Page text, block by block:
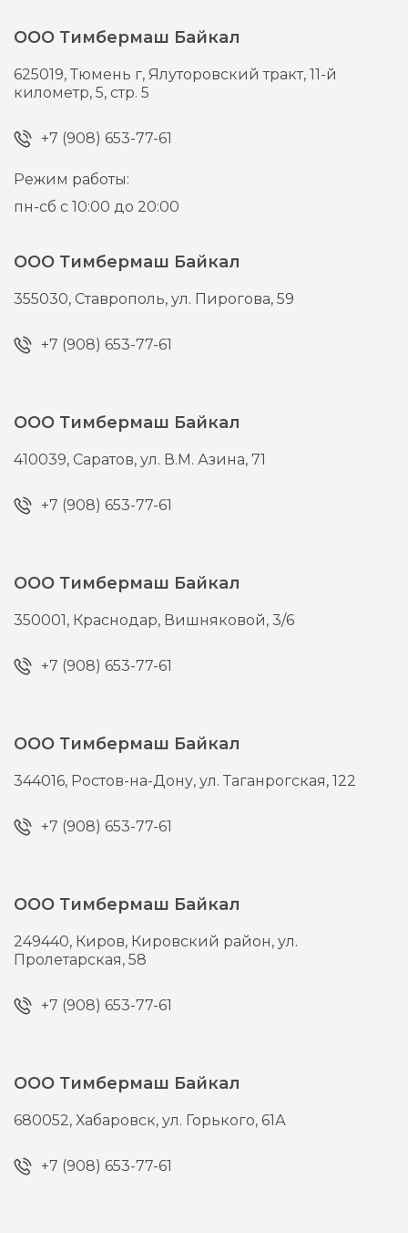
ООО Тимбермаш Байкал
625019,Тюмень г, Ялуторовский тракт, 11-й
километр, 5, стр. 5
+7 (908) 653-77-61
Режим работы:
пн-сб с 10:00 до 20:00
ООО Тимбермаш Байкал
355030, Ставрополь,ул. Пирогова, 59
+7 (908) 653-77-61
ООО Тимбермаш Байкал
410039, Саратов,ул. В.М. Азина, 71
+7 (908) 653-77-61
ООО Тимбермаш Байкал
350001, Краснодар, Вишняковой, 3/6
+7 (908) 653-77-61
ООО Тимбермаш Байкал
344016, Ростов-на-Дону,ул. Таганрогская, 122
+7 (908) 653-77-61
ООО Тимбермаш Байкал
249440, Киров, Кировский район, ул.
Пролетарская, 58
+7 (908) 653-77-61
ООО Тимбермаш Байкал
680052,Хабаровск,ул. Горького, 61А
+7 (908) 653-77-61